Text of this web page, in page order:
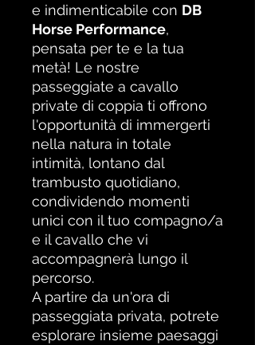
e indimenticabile con DB
Horse Performance,
pensata per te e la tua
metà! Le nostre
passeggiate a cavallo
private di coppia ti offrono
l'opportunità di immergerti
nella natura in totale
intimità, lontano dal
trambusto quotidiano,
condividendo momenti
unici con il tuo compagno/a
e il cavallo che vi
accompagnerà lungo il
percorso.
A partire da un'ora di
passeggiata privata, potrete
esplorare insieme paesaggi